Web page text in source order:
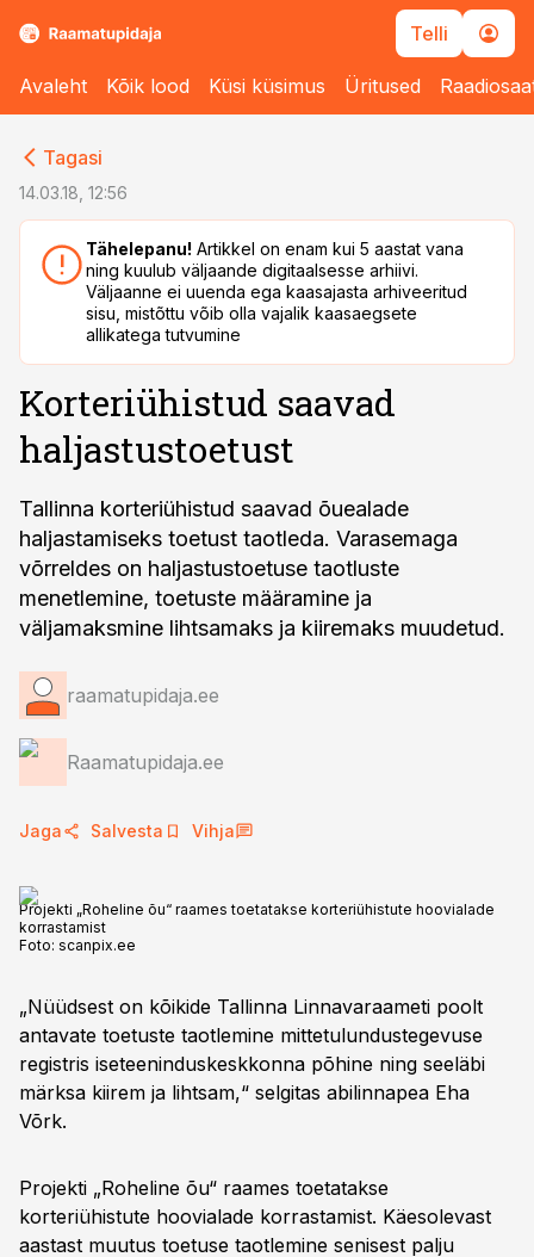
Telli
Avaleht Kõik lood Küsi küsimus Üritused
Tagasi
14.03.18, 12:56
Tähelepanu! Artikkel on enam kui 5 aastat vana
ning kuulub väljaande digitaalsesse arhiivi.
Väljaanne ei uuenda ega kaasajasta arhiveeritud
sisu, mistõttu võib olla vajalik kaasaegsete
allikatega tutvumine
Korteriühistud saavad
haljastustoetust
Tallinna korteriühistud saavad õuealade
haljastamiseks toetust taotleda. Varasemaga
võrreldes on haljastustoetuse taotluste
menetlemine, toetuste määramine ja
väljamaksmine lihtsamaks ja kiiremaks muudetud.
raamatupidaja.ee
Raamatupidaja.ee
Jaga Salvesta Vihja
Projekti „Roheline õu“ raames toetatakse korteriühistute hoovialade
korrastamist
Foto: scanpix.ee
„Nüüdsest on kõikide Tallinna Linnavaraameti poolt
antavate toetuste taotlemine mittetulundustegevuse
registris iseteeninduskeskkonna põhine ning seeläbi
märksa kiirem ja lihtsam,“ selgitas abilinnapea Eha
Võrk.
Projekti „Roheline õu“ raames toetatakse
korteriühistute hoovialade korrastamist. Käesolevast
aastast muutus toetuse taotlemine senisest palju